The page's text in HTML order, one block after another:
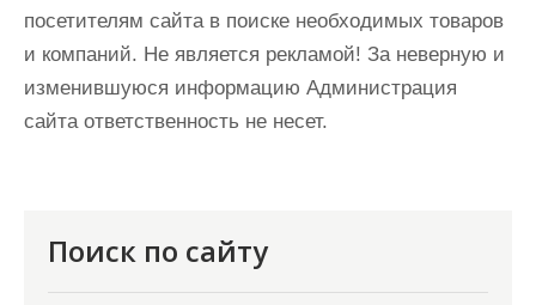
посетителям сайта в поиске необходимых товаров
и компаний. Не является рекламой! За неверную и
изменившуюся информацию Администрация
сайта ответственность не несет.
Поиск по сайту